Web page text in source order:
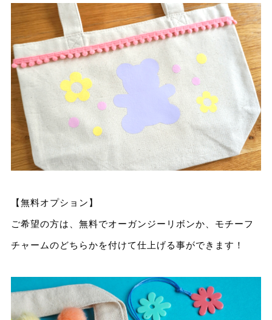
【無料オプション】
ご希望の方は、無料でオーガンジーリボンか、モチーフ
チャームのどちらかを付けて仕上げる事ができます！